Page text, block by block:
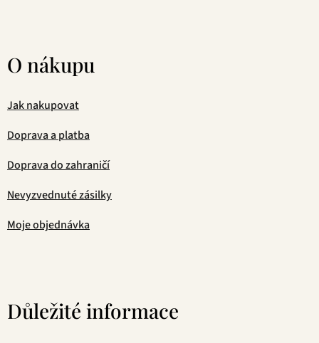
O nákupu
Jak nakupovat
Doprava a platba
Doprava do zahraničí
Nevyzvednuté zásilky
Moje objednávka
Důležité informace